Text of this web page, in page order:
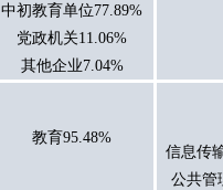
中初教育单位77.89%
党政机关11.06%
其他企业7.04%
教育95.48%
信息传
公共管